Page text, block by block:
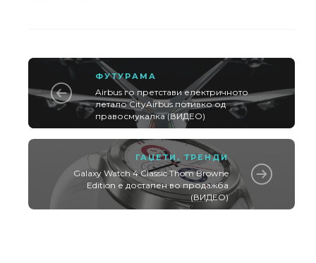
ФУТУРАМА
Airbus го претстави електричното
летало CityAirbus потивко од
правосмукалка (ВИДЕО)
ГАЏЕТИ ,ТРЕНДИ
Galaxy Watch 4 Classic Thom Browne
Edition е достапен во продажба
(ВИДЕО)